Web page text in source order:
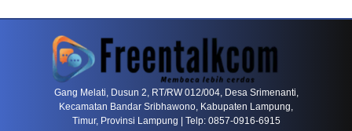
Gang Melati, Dusun 2, RT/RW 012/004, Desa Srimenanti,
Kecamatan Bandar Sribhawono, Kabupaten Lampung,
Timur, Provinsi Lampung | Telp: 0857-0916-6915